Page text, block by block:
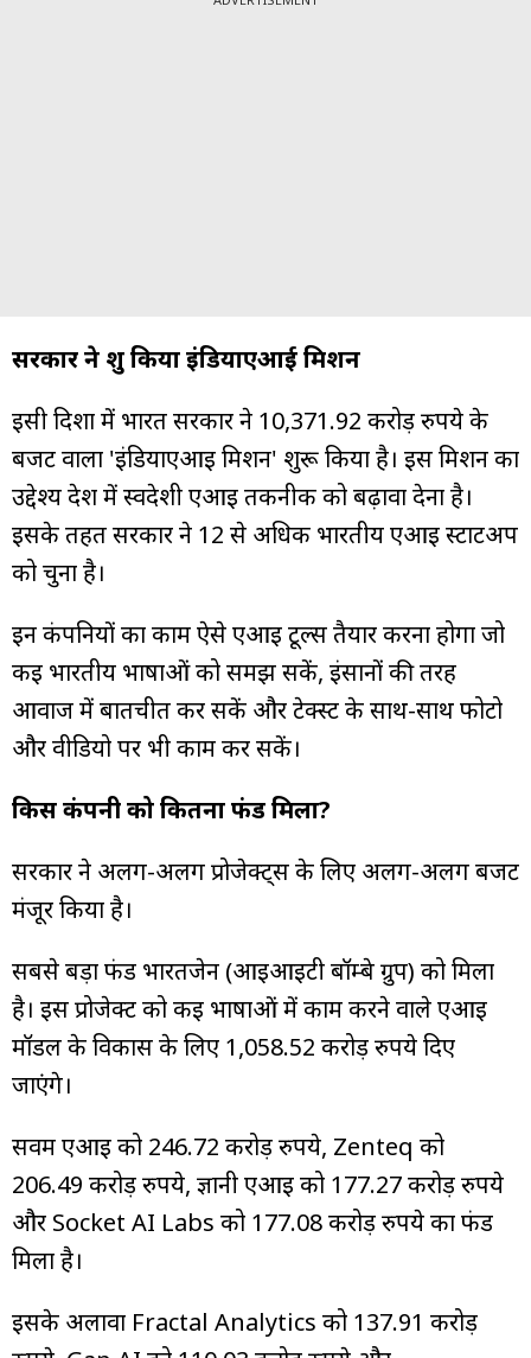
सरकार ने शुरू किया इंडियाएआई मिशन
इसी दिशा में भारत सरकार ने 10,371.92 करोड़ रुपये के
बजट वाला 'इंडियाएआई मिशन' शुरू किया है। इस मिशन का
उद्देश्य देश में स्वदेशी एआई तकनीक को बढ़ावा देना है।
इसके तहत सरकार ने 12 से अधिक भारतीय एआई स्टार्टअप
को चुना है।
इन कंपनियों का काम ऐसे एआई टूल्स तैयार करना होगा जो
कई भारतीय भाषाओं को समझ सकें, इंसानों की तरह
आवाज में बातचीत कर सकें और टेक्स्ट के साथ-साथ फोटो
और वीडियो पर भी काम कर सकें।
किस कंपनी को कितना फंड मिला?
सरकार ने अलग-अलग प्रोजेक्ट्स के लिए अलग-अलग बजट
मंजूर किया है।
सबसे बड़ा फंड भारतजेन (आईआईटी बॉम्बे ग्रुप) को मिला
है। इस प्रोजेक्ट को कई भाषाओं में काम करने वाले एआई
मॉडल के विकास के लिए 1,058.52 करोड़ रुपये दिए
जाएंगे।
सर्वम एआई को 246.72 करोड़ रुपये, Zenteq को
206.49 करोड़ रुपये, ज्ञानी एआई को 177.27 करोड़ रुपये
और Socket AI Labs को 177.08 करोड़ रुपये का फंड
मिला है।
इसके अलावा Fractal Analytics को 137.91 करोड़